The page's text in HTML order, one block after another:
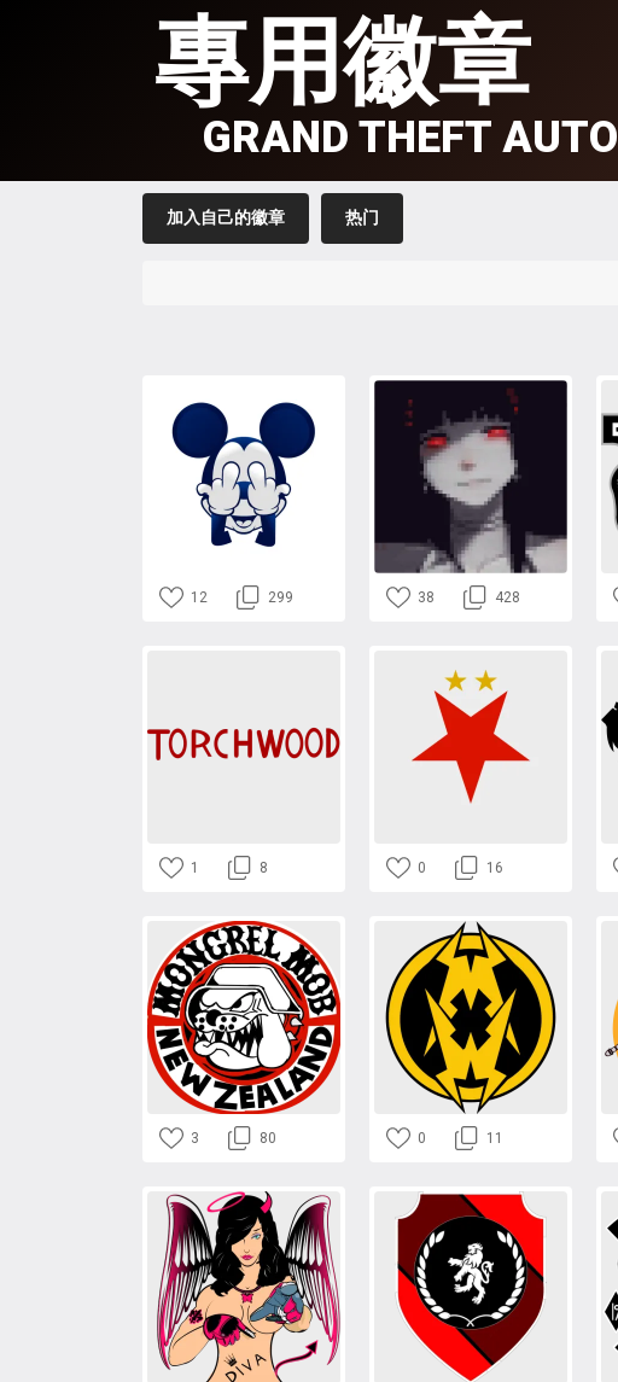
專用徽章
GRAND THEFT AUTO
加入自己的徽章 热门
12 299 38 428
1 8 0 16
3 80 0 11